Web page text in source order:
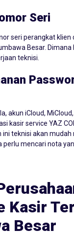
Seri
seri perangkat klien
Besar. Dimana
teknisi.
akun iCloud,
kasir service YAZ
ini teknisi akan mudah
perlu mencari nota
Kasir
Besar